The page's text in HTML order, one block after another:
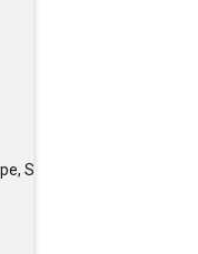
SIZE >